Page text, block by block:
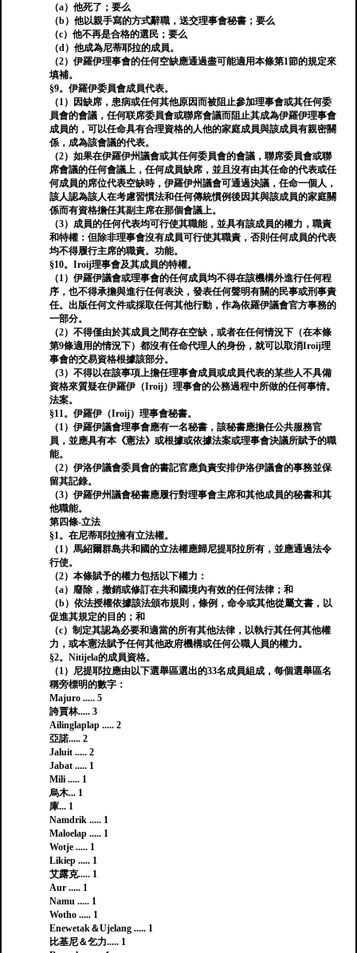
（a）他死了；要么
（b）他以親手寫的方式辭職，送交理事會秘書；要么
（c）他不再是合格的選民；要么
（d）他成為尼蒂耶拉的成員。
（2）伊羅伊理事會的任何空缺應通過盡可能適用本條第1節的規定來
填補。
§9。伊羅伊委員會成員代表。
（1）因缺席，患病或任何其他原因而被阻止參加理事會或其任何委
員會的會議，任何联席委員會或聯席會議而阻止其成為伊羅伊理事會
成員的，可以任命具有合理資格的人他的家庭成員與該成員有親密關
係，成為該會議的代表。
（2）如果在伊羅伊州議會或其任何委員會的會議，聯席委員會或聯
席會議的任何會議上，任何成員缺席，並且沒有由其任命的代表或任
何成員的席位代表空缺時，伊羅伊州議會可通過決議，任命一個人，
該人認為該人在考慮習慣法和任何傳統慣例後因其與該成員的家庭關
係而有資格擔任其副主席在那個會議上。
（3）成員的任何代表均可行使其職能，並具有該成員的權力，職責
和特權：但除非理事會沒有成員可行使其職責，否則任何成員的代表
均不得履行主席的職責。功能。
§10。Iroij理事會及其成員的特權。
（1）伊羅伊議會或理事會的任何成員均不得在該機構外進行任何程
序，也不得承擔與進行任何表決，發表任何聲明有關的民事或刑事責
任。出版任何文件或採取任何其他行動，作為依羅伊議會官方事務的
一部分。
（2）不得僅由於其成員之間存在空缺，或者在任何情況下（在本條
第9條適用的情況下）都沒有任命代理人的身份，就可以取消Iroij理
事會的交易資格根據該部分。
（3）不得以在該事項上擔任理事會成員或成員代表的某些人不具備
資格來質疑在伊羅伊（Iroij）理事會的公務過程中所做的任何事情。
法案。
§11。伊羅伊（Iroij）理事會秘書。
（1）伊羅伊議會理事會應有一名秘書，該秘書應擔任公共服務官
員，並應具有本《憲法》或根據或依據法案或理事會決議所賦予的職
能。
（2）伊洛伊議會委員會的書記官應負責安排伊洛伊議會的事務並保
留其記錄。
（3）伊羅伊州議會秘書應履行對理事會主席和其他成員的秘書和其
他職能。
第四條-立法
§1。在尼蒂耶拉擁有立法權。
（1）馬紹爾群島共和國的立法權應歸尼提耶拉所有，並應通過法令
行使。
（2）本條賦予的權力包括以下權力：
（a）廢除，撤銷或修訂在共和國境內有效的任何法律；和
（b）依法授權依據該法頒布規則，條例，命令或其他從屬文書，以
促進其規定的目的；和
（c）制定其認為必要和適當的所有其他法律，以執行其任何其他權
力，或本憲法賦予任何其他政府機構或任何公職人員的權力。
§2。Nitijela的成員資格。
（1）尼提耶拉應由以下選舉區選出的33名成員組成，每個選舉區名
稱旁標明的數字：
Majuro ..... 5
誇賈林..... 3
Ailinglaplap ..... 2
亞諾..... 2
Jaluit ..... 2
Jabat ..... 1
Mili ..... 1
烏木... 1
庫... 1
Namdrik ..... 1
Maloelap ..... 1
Wotje ..... 1
Likiep ..... 1
艾露克..... 1
Aur ..... 1
Namu ..... 1
Wotho ..... 1
Enewetak＆Ujelang ..... 1
比基尼＆乞力..... 1